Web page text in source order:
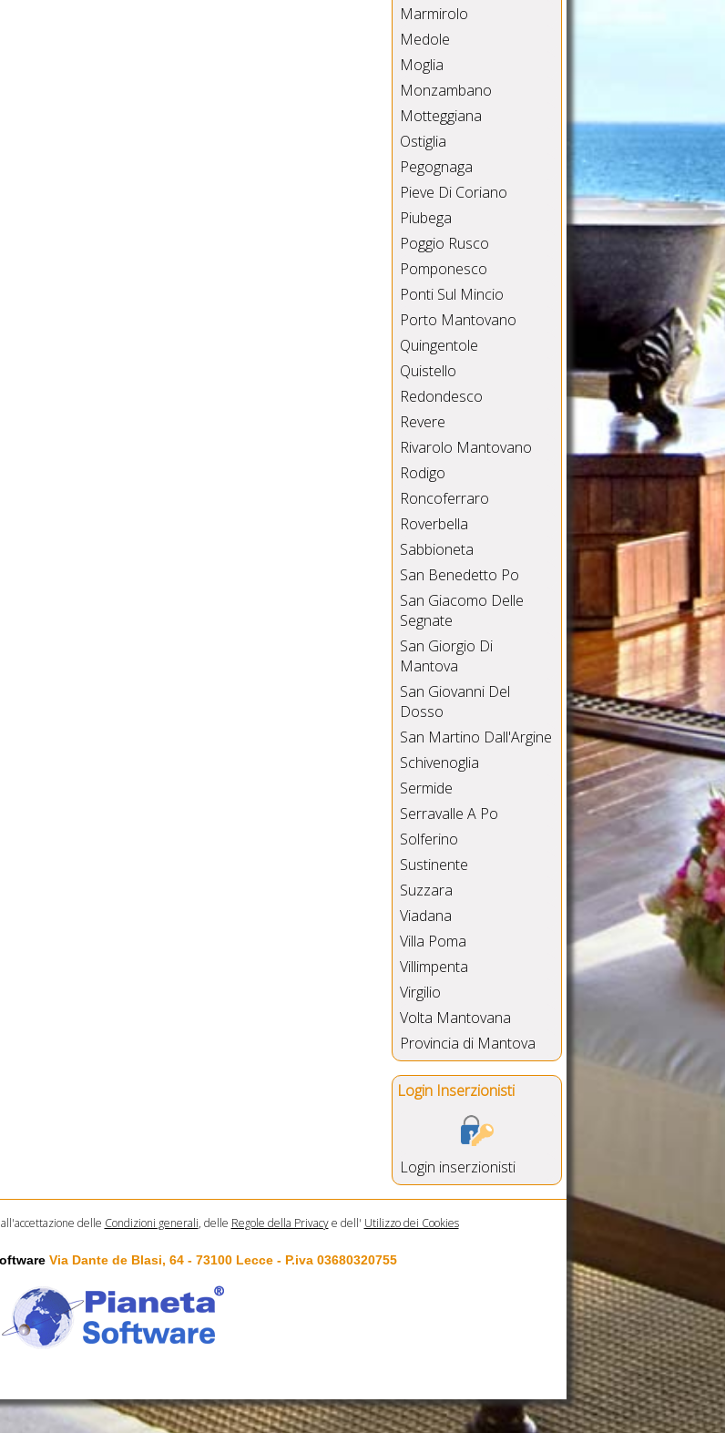
Marmirolo
Medole
Moglia
Monzambano
Motteggiana
Ostiglia
Pegognaga
Pieve Di Coriano
Piubega
Poggio Rusco
Pomponesco
Ponti Sul Mincio
Porto Mantovano
Quingentole
Quistello
Redondesco
Revere
Rivarolo Mantovano
Rodigo
Roncoferraro
Roverbella
Sabbioneta
San Benedetto Po
San Giacomo Delle
Segnate
San Giorgio Di
Mantova
San Giovanni Del
Dosso
San Martino Dall'Argine
Schivenoglia
Sermide
Serravalle A Po
Solferino
Sustinente
Suzzara
Viadana
Villa Poma
Villimpenta
Virgilio
Volta Mantovana
Provincia di Mantova
Login Inserzionisti
Login inserzionisti
delle Condizioni generali, delle Regole della Privacye dell' Utilizzo dei Cookies
Via Dante de Blasi, 64 - 73100 Lecce - P.iva 03680320755